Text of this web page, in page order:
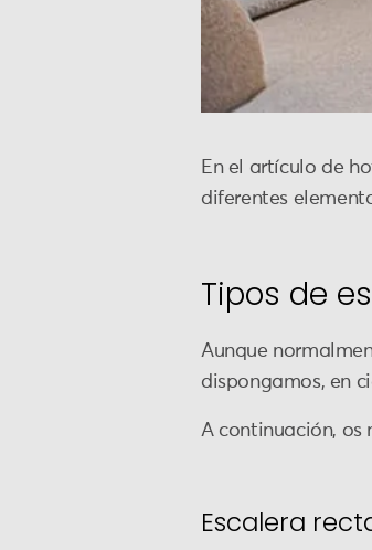
En el artículo de
diferentes
Tipos de
Aunque
dispongamos, en
A continuación, os
Escalera